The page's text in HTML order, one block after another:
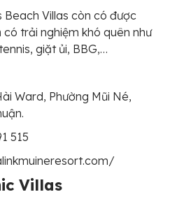
Beach Villas còn có được
trải nghiệm khó quên như
giặt ủi, BBG,…
Ward, Phường Mũi Né,
515
Villas